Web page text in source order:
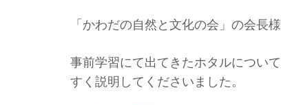
「かわだの自然と文化の会」の会長
事前学習にて出てきたホタルについ
すく説明してくださいました。